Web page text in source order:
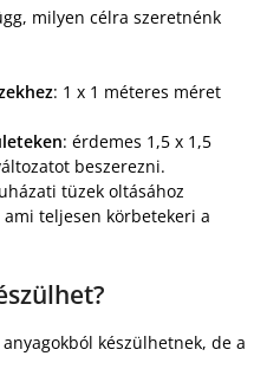
milyen célra szeretnénk
: 1 x 1 méteres méret
: érdemes 1,5 x 1,5
beszerezni.
tüzek oltásához
teljesen körbetekeri a
készülhetnek, de a